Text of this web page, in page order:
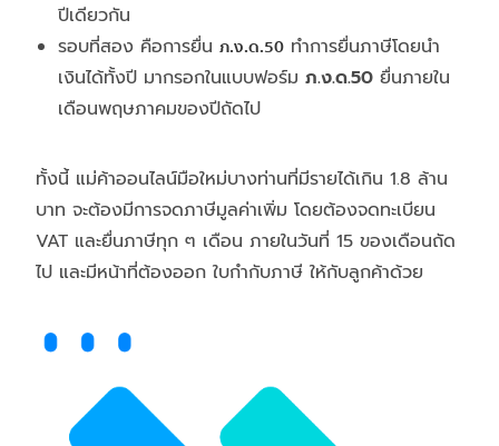
ปีเดียวกัน
รอบที่สอง คือการยื่นภ.ง.ด.50 ทำการยื่นภาษีโดยนำ
เงินได้ทั้งปี มากรอกในแบบฟอร์มภ.ง.ด.50 ยื่นภายใน
เดือนพฤษภาคมของปีถัดไป
ทั้งนี้ แม่ค้าออนไลน์มือใหม่บางท่านที่มีรายได้เกิน 1.8 ล้าน
บาท จะต้องมีการจดภาษีมูลค่าเพิ่ม โดยต้องจดทะเบียน
VAT และยื่นภาษีทุก ๆ เดือน ภายในวันที่ 15 ของเดือนถัด
ไป และมีหน้าที่ต้องออก ใบกำกับภาษี ให้กับลูกค้าด้วย